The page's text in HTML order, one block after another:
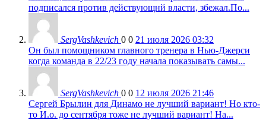
подписался против действующнй власти, збежал.По...
SergVashkevich 0 0 21 июля 2026 03:32
Он был помощником главного тренера в Нью-Джерси
когда команда в 22/23 году начала показывать самы...
SergVashkevich 0 0 12 июля 2026 21:46
Сергей Брылин для Динамо не лучший вариант! Но кто-
то И.о. до сентября тоже не лучший вариант! На...